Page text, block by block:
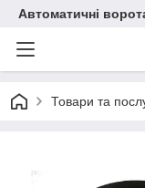
Автоматичні
Товари та